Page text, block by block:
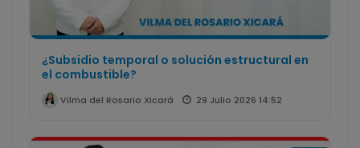
¿Subsidio temporal o solución estructural en
el combustible?
Vilma del Rosario Xicará 29 Julio 2026 14:52